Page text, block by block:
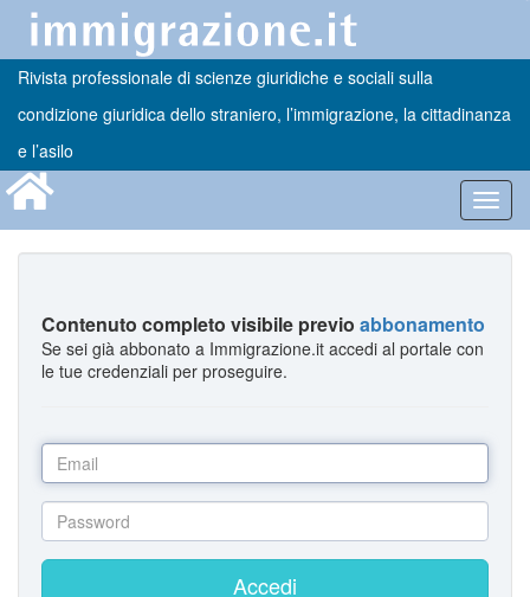
Rivista professionale di scienze giuridiche e sociali sulla
condizione giuridica dello straniero, l’immigrazione, la cittadinanza
e l’asilo
Contenuto completo visibile previo abbonamento
Se sei già abbonato a Immigrazione.it accedi al portale con
le tue credenziali per proseguire.
Accedi